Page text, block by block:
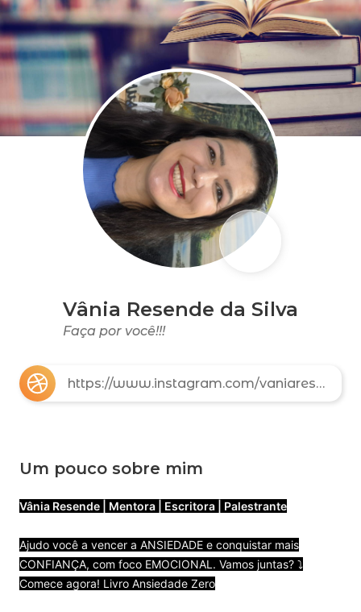
Vânia Resende da Silva
Faça por você!!!
https://www.instagram.com/vaniaresendementora/
Um pouco sobre mim
Vânia Resende | Mentora | Escritora | Palestrante
Ajudo você a vencer a ANSIEDADE e conquistar mais
CONFIANÇA, com foco EMOCIONAL. Vamos juntas? ⤵
Comece agora! Livro Ansiedade Zero